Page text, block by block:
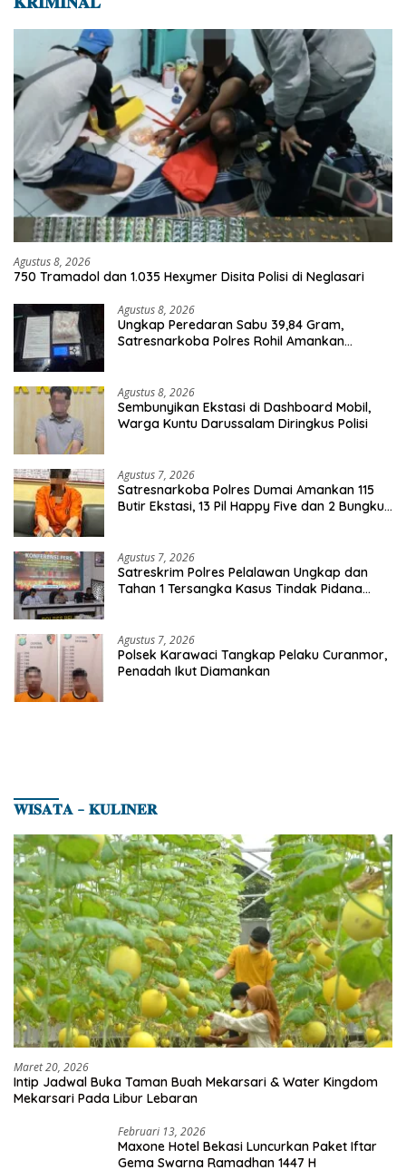
Agustus 8, 2026
750 Tramadol dan 1.035 Hexymer Disita Polisi di Neglasari
Agustus 8, 2026
Ungkap Peredaran Sabu 39,84 Gram,
Satresnarkoba Polres Rohil Amankan
Agustus 8, 2026
Sembunyikan Ekstasi di Dashboard Mobil,
Warga Kuntu Darussalam Diringkus Polisi
Agustus 7, 2026
Satresnarkoba Polres Dumai Amankan 115
Butir Ekstasi, 13 Pil Happy Five dan 2 Bungkus
Agustus 7, 2026
Satreskrim Polres Pelalawan Ungkap dan
Tahan 1 Tersangka Kasus Tindak Pidana
Agustus 7, 2026
Polsek Karawaci Tangkap Pelaku Curanmor,
Penadah Ikut Diamankan
𝐖𝐈𝐒𝐀𝐓𝐀 – 𝐊𝐔𝐋𝐈𝐍𝐄𝐑
Maret 20, 2026
Intip Jadwal Buka Taman Buah Mekarsari & Water Kingdom
Mekarsari Pada Libur Lebaran
Februari 13, 2026
Maxone Hotel Bekasi Luncurkan Paket Iftar
Gema Swarna Ramadhan 1447 H